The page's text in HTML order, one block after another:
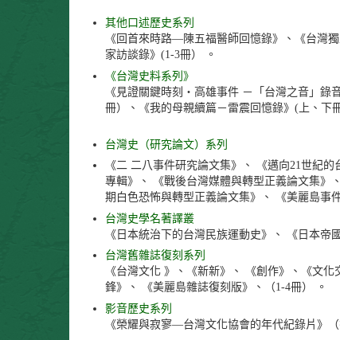
其他口述歷史系列
《回首來時路—陳五福醫師回憶錄》、《台灣
家訪談錄》(1-3冊） 。
《台灣史料系列》
《見證關鍵時刻‧高雄事件 －「台灣之音」錄
冊）、《我的母親續篇－雷震回憶錄》(上、下
台灣史（研究論文）系列
《二 二八事件研究論文集》、 《邁向21世紀
專輯》、 《戰後台灣媒體與轉型正義論文集》
期白色恐怖與轉型正義論文集》、 《美麗島事
台灣史學名著譯叢
《日本統治下的台灣民族運動史》、 《日本帝
台灣舊雜誌復刻系列
《台灣文化 》、《新新》、 《創作》、《文
鋒》、 《美麗島雜誌復刻版》、（1-4冊） 。
影音歷史系列
《榮耀與寂寥—台灣文化協會的年代紀錄片》